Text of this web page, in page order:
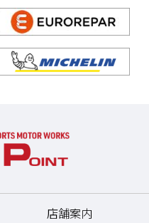
店舗案内